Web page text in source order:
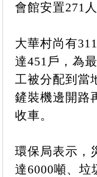
會館安置271人
大華村尚有
達451戶，為
工被分配到當
鏟裝機邊開路
收車。
環保局表示，
達6000噸、垃